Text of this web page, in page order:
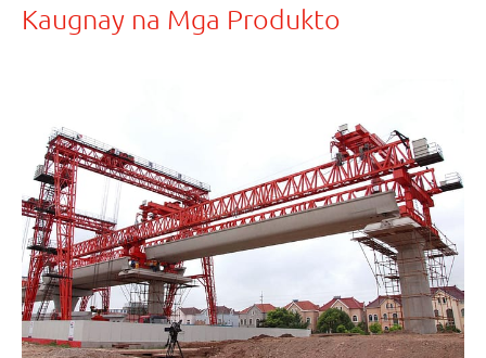
Kaugnay na Mga Produkto